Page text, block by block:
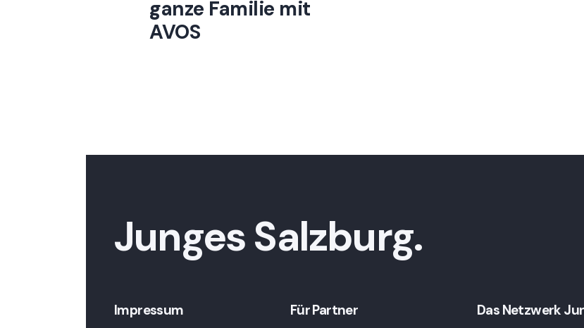
ganze Familie mit
AVOS
Junges Salzburg.
Impressum Für Partner Das Netzwerk